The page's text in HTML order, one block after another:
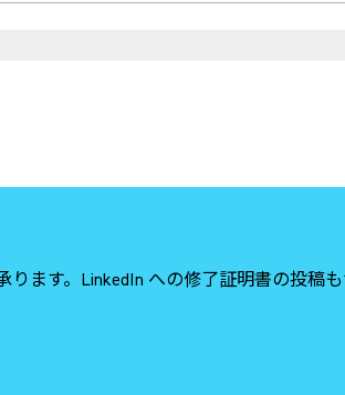
ます。LinkedIn への修了証明書の投稿